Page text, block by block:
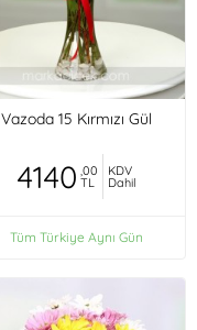
Vazoda 15 Kırmızı Gül
4140 ,00
TL
KDV
Dahil
Tüm Türkiye Aynı Gün